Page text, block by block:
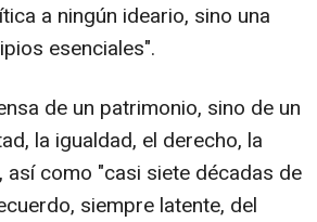
a ningún ideario, sino una
esenciales".
de un patrimonio, sino de un
la igualdad, el derecho, la
como "casi siete décadas de
siempre latente, del